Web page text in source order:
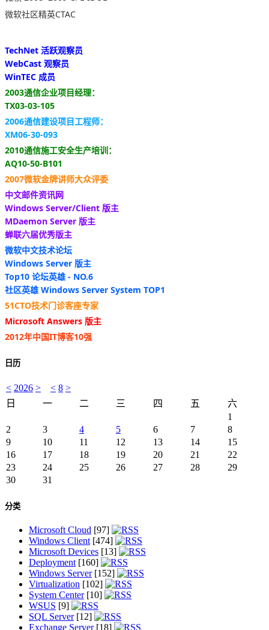
微软社区精英CTAC
TechNet 活跃观察员
WebCast 观察员
WinTEC 成员
2003通信企业项目经理：
TX03-03-105
2006通信建设项目工程师：
XM06-30-093
2010通信施工安全生产培训：
AQ10-50-B101
2007微软金牌讲师大众评委
中文邮件资讯网
Windows Server/Client 版主
MDaemon Server 版主
蝉联六届优秀版主
微软中文技术论坛
Windows Server 版主
Top10 论坛英雄 - NO.6
社区英雄 Windows Server System TOP1
51CTO技术门诊客座专家
Microsoft Answers 版主
2012年中国IT博客10强
日历
< 2026 > < 8 >
日
一 二 三 四 五
六
1
2
3 4 5 6 7
8
9
10 11 12 13 14
15
16
17 18 19 20 21
22
23
24 25 26 27 28
29
30
31
分类
Microsoft Cloud [97]
Windows Client[474]
Microsoft Devices [13]
Deployment[160]
Windows Server[152]
Virtualization [102]
System Center[10]
WSUS [9]
SQL Server[12]
Exchange Server[18]